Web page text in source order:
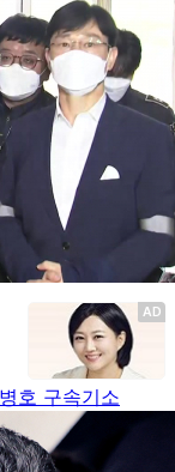
호 구속기소